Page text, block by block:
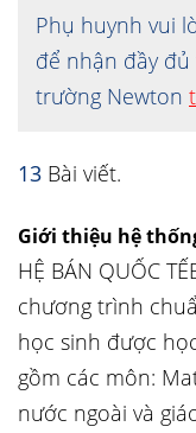
Phụ huynh vui
để nhận đầy
trường Newton
13 Bài viết.
Giới thiệu hệ
HỆ BÁN QUỐC
chương trình
học sinh được
gồm các môn:
nước ngoài và